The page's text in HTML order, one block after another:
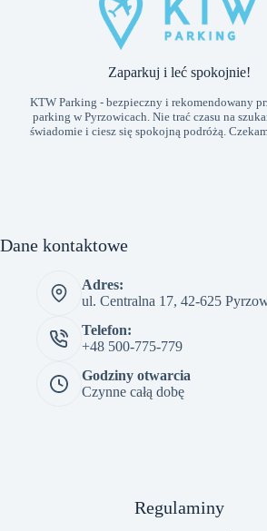
Zaparkuj i leć spokojnie!
KTW Parking - bezpieczny i rekomendowany
parking w Pyrzowicach. Nie trać czasu na
świadomie i ciesz się spokojną podróżą.
Dane kontaktowe
Adres:
ul. Centralna 17, 42-625
Telefon:
+48 500-775-779
Godziny otwarcia
Czynne całą dobę
Regulaminy